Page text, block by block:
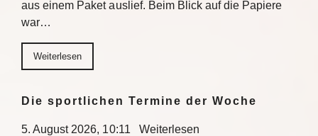
aus einem Paket auslief. Beim Blick auf die Papiere
war…
Weiterlesen
Die sportlichen Termine der Woche
5. August 2026, 10:11 Weiterlesen